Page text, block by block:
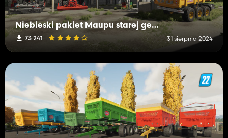
Niebieski pakiet Maupu starej generacji
73 241 31 sierpnia 2024